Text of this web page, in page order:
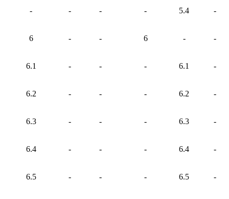
- - - - 5.4 -
6 - - 6 - -
6.1 - - - 6.1 -
6.2 - - - 6.2 -
6.3 - - - 6.3 -
6.4 - - - 6.4 -
6.5 - - - 6.5 -